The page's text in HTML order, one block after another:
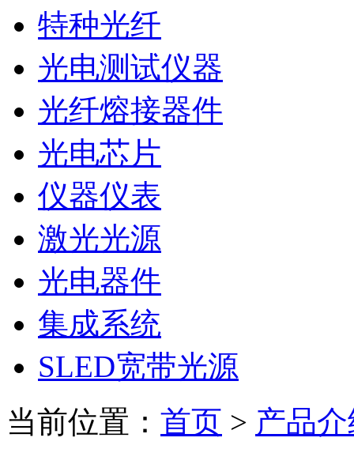
特种光纤
光电测试仪器
光纤熔接器件
光电芯片
仪器仪表
激光光源
光电器件
集成系统
SLED宽带光源
当前位置： 首页 > 产品